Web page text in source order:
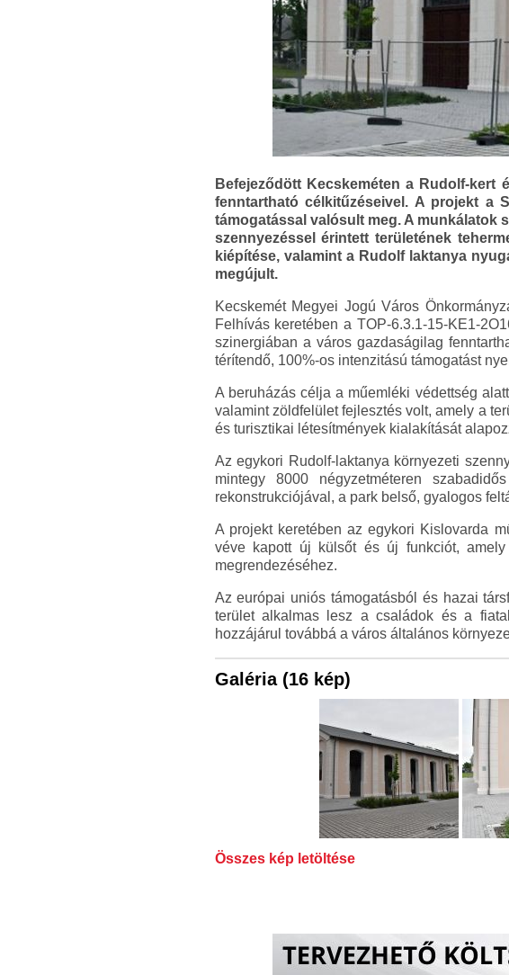
Befejeződött Kecskeméten a Rudolf-kert
fenntartható célkitűzéseivel. A projekt a
támogatással valósult meg. A munkálatok
szennyezéssel érintett területének
kiépítése, valamint a Rudolf laktanya
megújult.
Kecskemét Megyei Jogú Város
Felhívás keretében a TOP-6.3.1-15-KE1-
szinergiában a város gazdaságilag
térítendő, 100%-os intenzitású támogatást
A beruházás célja a műemléki védettség
valamint zöldfelület fejlesztés volt, amely a
és turisztikai létesítmények kialakítását
Az egykori Rudolf-laktanya környezeti
mintegy 8000 négyzetméteren
rekonstrukciójával, a park belső, gyalogos
A projekt keretében az egykori Kislovarda
véve kapott új külsőt és új funkciót,
megrendezéséhez.
Az európai uniós támogatásból és hazai
terület alkalmas lesz a családok és a
hozzájárul továbbá a város általános
Galéria (16 kép)
Összes kép letöltése